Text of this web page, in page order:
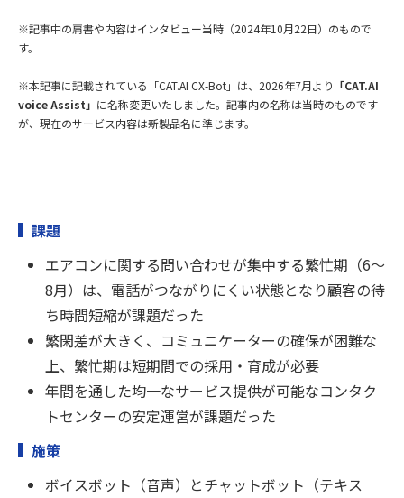
※記事中の肩書や内容はインタビュー当時（2024年10月22日）のもので
す。
※本記事に記載されている「CAT.AI CX-Bot」は、2026年7月より 「CAT.AI
voice Assist」 に名称変更いたしました。記事内の名称は当時のものです
が、現在のサービス内容は新製品名に準じます。
課題
エアコンに関する問い合わせが集中する繁忙期（6～
8月）は、電話がつながりにくい状態となり顧客の待
ち時間短縮が課題だった
繁閑差が大きく、コミュニケーターの確保が困難な
上、繁忙期は短期間での採用・育成が必要
年間を通した均一なサービス提供が可能なコンタク
トセンターの安定運営が課題だった
施策
ボイスボット（音声）とチャットボット（テキス